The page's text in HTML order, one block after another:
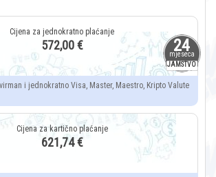
24
mjeseca
JAMSTVO
572,00 €
i jednokratno Visa, Master, Maestro, Kripto Valute
621,74 €